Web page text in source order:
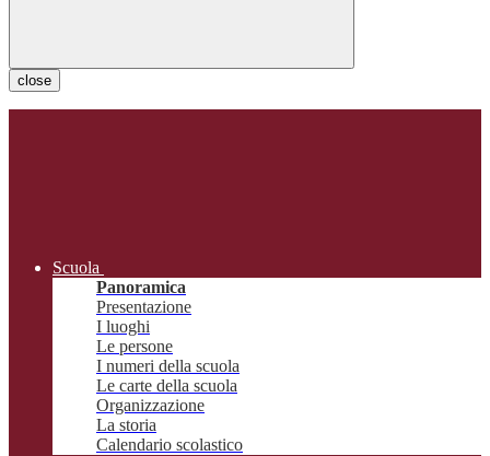
close
Scuola
Panoramica
Presentazione
I luoghi
Le persone
I numeri della scuola
Le carte della scuola
Organizzazione
La storia
Calendario scolastico